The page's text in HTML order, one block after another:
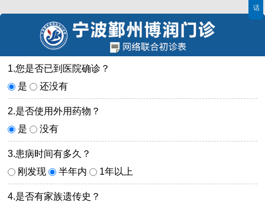
1.您是否已到医院确诊？
是
还没有
2.是否使用外用药物？
是
没有
3.患病时间有多久？
刚发现
半年内 1年以上
4.是否有家族遗传史？
话